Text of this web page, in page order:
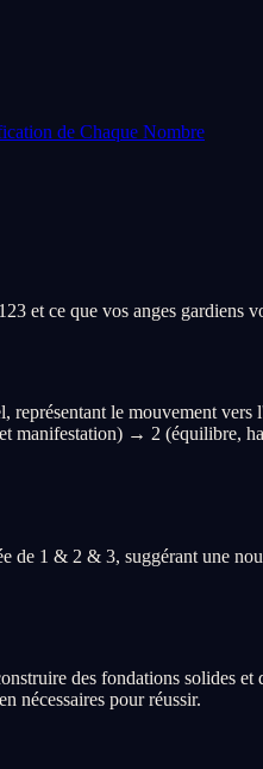
de Chaque Nombre
et ce que vos anges gardiens
le mouvement
manifestation) → 2 (équilibre,
1 & 2 & 3, suggérant une
des fondations
nécessaires pour réussir.